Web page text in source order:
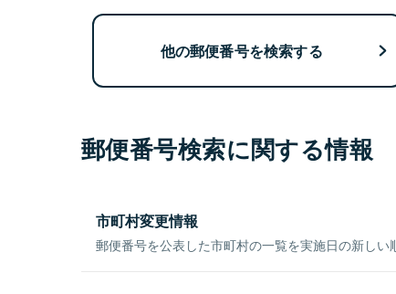
他の郵便番号を検索する
郵便番号検索に関する情報
市町村変更情報
郵便番号を公表した市町村の一覧を実施日の新しい